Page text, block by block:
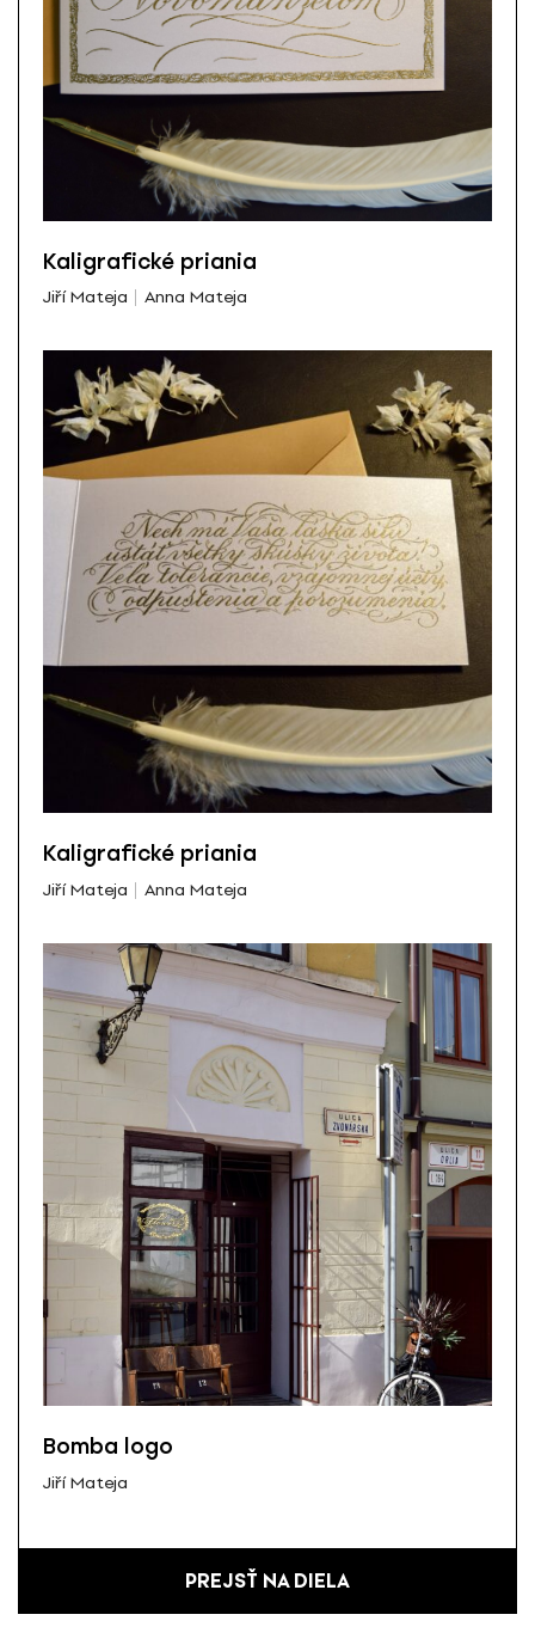
Kaligrafické priania
Jiří Mateja Anna Mateja
Kaligrafické priania
Jiří Mateja Anna Mateja
Bomba logo
Jiří Mateja
PREJSŤ NA DIELA